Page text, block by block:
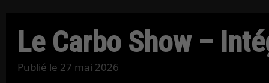
Le Carbo Show –
Publié le 27 mai 2026